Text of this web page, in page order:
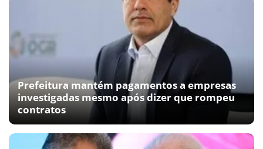
Prefeitura mantém pagamentos a empresas
investigadas mesmo após dizer que rompeu
contratos